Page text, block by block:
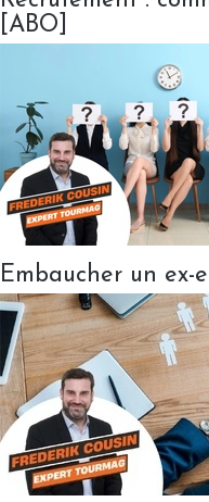
[ABO]
Embaucher un ex-